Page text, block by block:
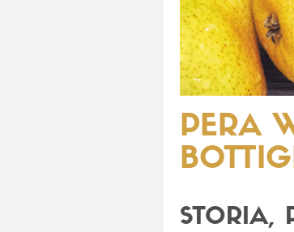
PERA
STORIA,